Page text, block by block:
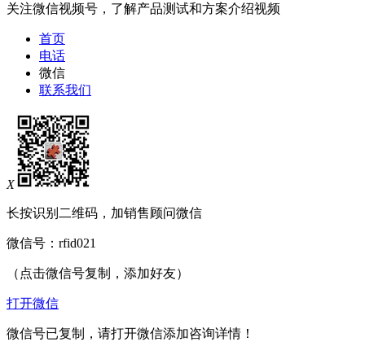
关注微信视频号，了解产品测试和方案介绍视频
首页
电话
微信
联系我们
X
长按识别二维码，加销售顾问微信
微信号： rfid021
（点击微信号复制，添加好友）
打开微信
微信号已复制，请打开微信添加咨询详情！